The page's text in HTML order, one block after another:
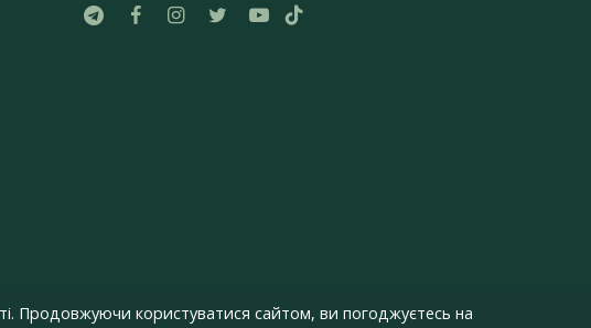
Продовжуючи користуватися сайтом, ви погоджуєтесь на